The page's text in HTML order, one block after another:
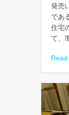
発売
であ
住宅
て、